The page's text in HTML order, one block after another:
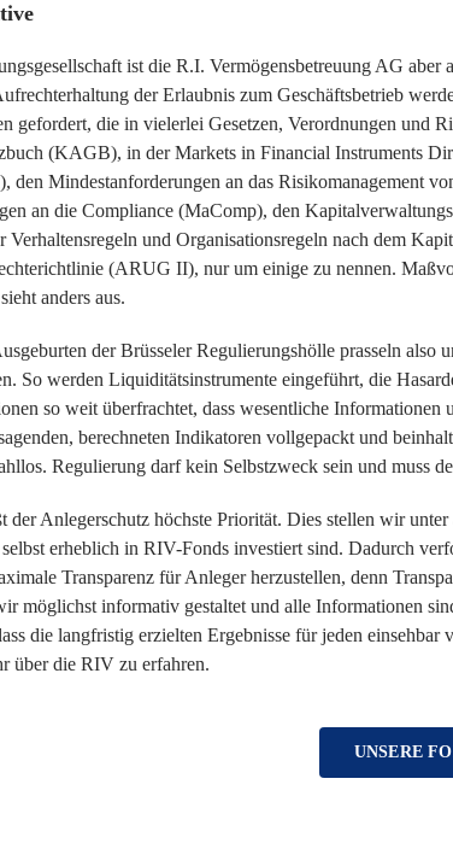
ist die R.I. Vermögensbetreuung AG
der Erlaubnis zum Geschäftsbetrieb
gefordert, die in vielerlei Gesetzen, Verordnungen und
(KAGB), in der Markets in Financial Instruments
den Mindestanforderungen an das Risikomanagement
an die Compliance (MaComp), den
Verhaltensregeln und Organisationsregeln nach dem
(ARUG II), nur um einige zu nennen.
anders aus.
der Brüsseler Regulierungshölle prasseln
So werden Liquiditätsinstrumente eingeführt, die
so weit überfrachtet, dass wesentliche
berechneten Indikatoren vollgepackt und
Regulierung darf kein Selbstzweck sein und muss
Anlegerschutz höchste Priorität. Dies stellen wir
erheblich in RIV-Fonds investiert sind. Dadurch
Transparenz für Anleger herzustellen, denn
möglichst informativ gestaltet und alle Informationen
die langfristig erzielten Ergebnisse für jeden
über die RIV zu erfahren.
UNSERE